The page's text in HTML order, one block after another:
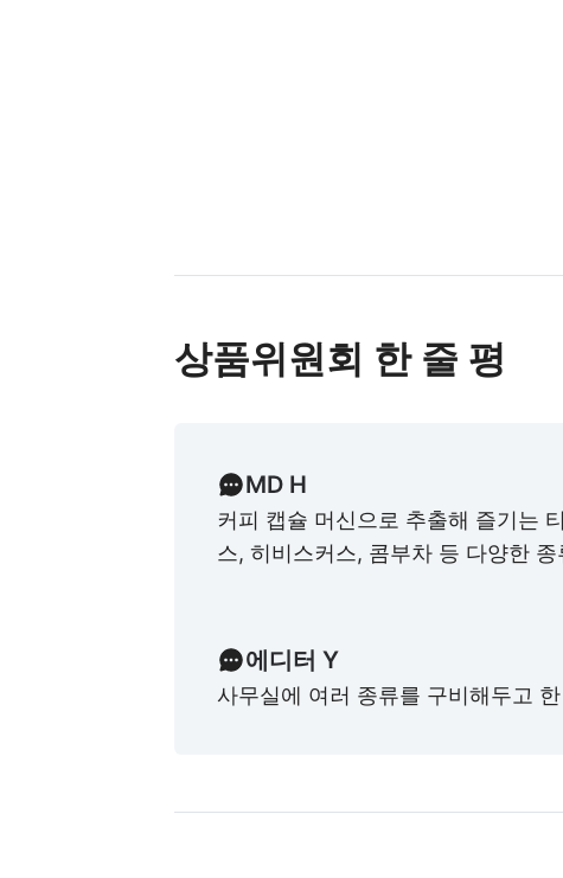
상품위원회 한 줄 평
MD H
커피 캡슐 머신으로 추출해 즐기는
스, 히비스커스, 콤부차 등 다양한
에디터 Y
사무실에 여러 종류를 구비해두고